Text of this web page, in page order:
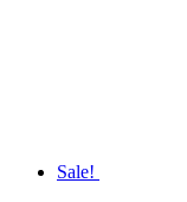
Sale!